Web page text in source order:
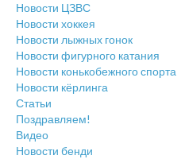
Новости ЦЗВС
Новости хоккея
Новости лыжных гонок
Новости фигурного катания
Новости конькобежного спорта
Новости кёрлинга
Статьи
Поздравляем!
Видео
Новости бенди